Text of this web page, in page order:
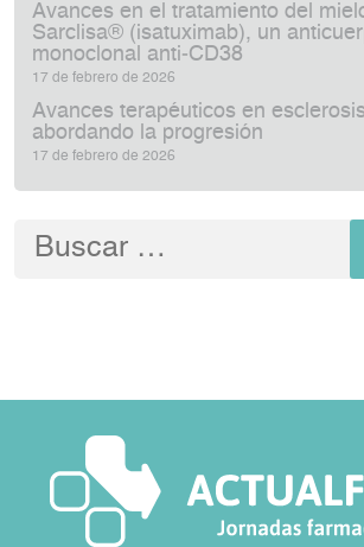
Avances en el tratamiento del
Sarclisa® (isatuximab), un
monoclonal anti‑CD38
17 de febrero de 2026
Avances terapéuticos en
abordando la progresión
17 de febrero de 2026
Buscar: